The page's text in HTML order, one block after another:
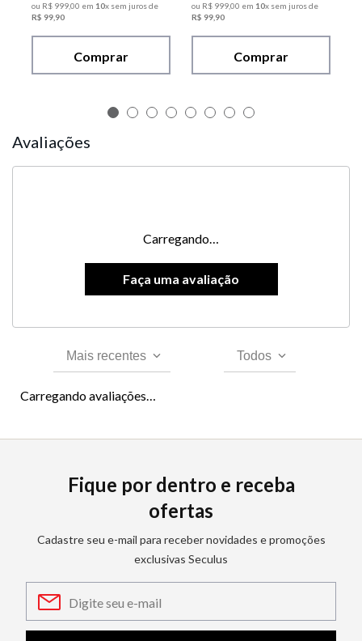
ou R$ 99900 em 10x sem juros de
R$ 99 90
Comprar
ou R$ 99900 em 10x sem juros de
R$ 99 90
Comprar
Avaliações
Carregando…
Mais recentes Todos
Carregando avaliações…
Fique por dentro e receba
ofertas
Cadastre seu e-mail para receber novidades e promoções
exclusivas Seculus